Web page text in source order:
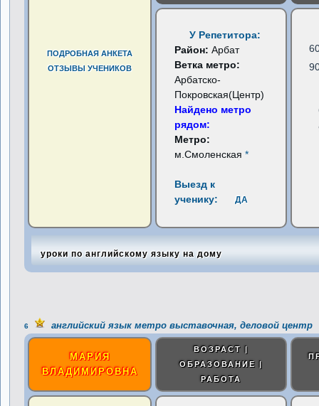
ПОДРОБНАЯ АНКЕТА
ОТЗЫВЫ УЧЕНИКОВ
У Репетитора:
Район:Арбат
Ветка метро:
Арбатско-
Покровская(Центр)
Найдено метро
рядом:
Метро:
м.Смоленская*
Выезд к
ученику:
ДА
уроки по английскому языку на дому
6 английский язык метро выставочная, деловой центр
МАРИЯ
ВЛАДИМИРОВНА
ВОЗРАСТ |
ОБРАЗОВАНИЕ |
РАБОТА